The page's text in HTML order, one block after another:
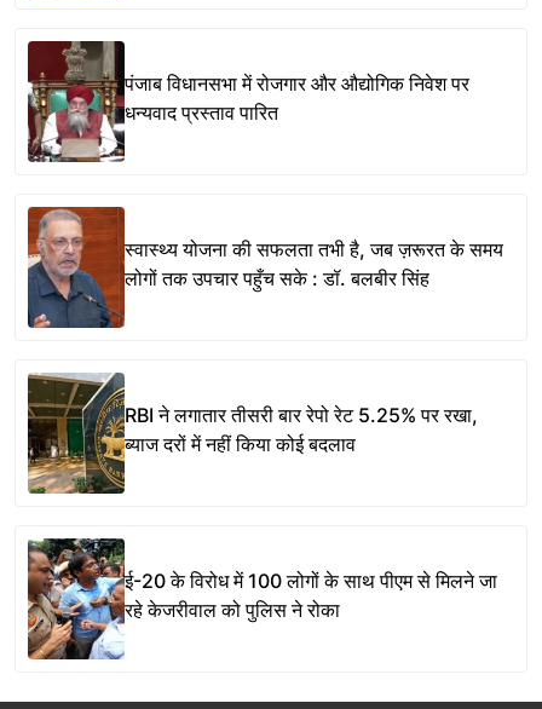
पंजाब विधानसभा में रोजगार और औद्योगिक निवेश पर
धन्यवाद प्रस्ताव पारित
स्वास्थ्य योजना की सफलता तभी है, जब ज़रूरत के समय
लोगों तक उपचार पहुँच सके : डॉ. बलबीर सिंह
RBI ने लगातार तीसरी बार रेपो रेट 5.25% पर रखा,
ब्याज दरों में नहीं किया कोई बदलाव
ई-20 के विरोध में 100 लोगों के साथ पीएम से मिलने जा
रहे केजरीवाल को पुलिस ने रोका